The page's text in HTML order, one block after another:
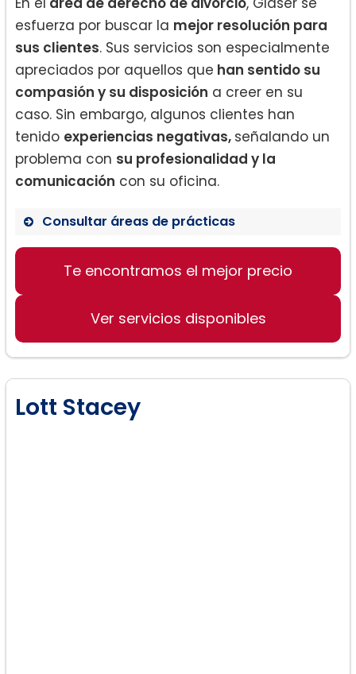
esfuerza por buscar la mejor resolución para
sus clientes. Sus servicios son especialmente
apreciados por aquellos que han sentido su
compasión y su disposición a creer en su
caso. Sin embargo, algunos clientes han
tenido experiencias negativas, señalando un
problema con su profesionalidad y la
comunicación con su oficina.
Consultar áreas de prácticas
Divorcio
Defensa Legal
Te encontramos el mejor precio
Ver servicios disponibles
Lott Stacey